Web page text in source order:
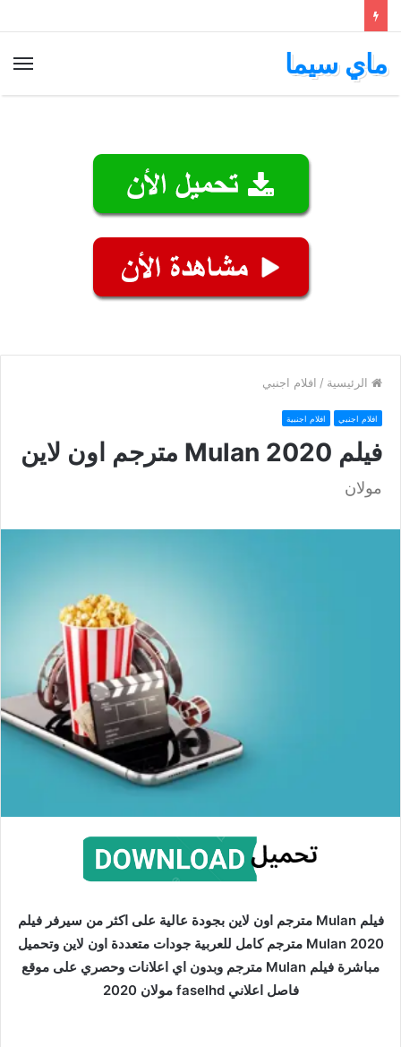
ماي سيما
الرئيسية / افلام اجنبي
افلام اجنبي افلام اجنبية
فيلم Mulan 2020 مترجم اون لاين
مولان
فيلم Mulan مترجم اون لاين بجودة عالية على اكثر من سيرفر فيلم
Mulan 2020 مترجم كامل للعربية جودات متعددة اون لاين وتحميل
مباشرة فيلم Mulan مترجم وبدون اي اعلانات وحصري على موقع
فاصل اعلاني faselhd مولان 2020